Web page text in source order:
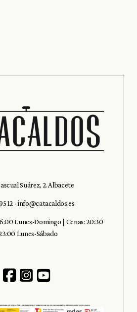
Suárez, 2. Albacete
12 -info@catacaldos.es
Lunes-Domingo | Cenas: 20:30
Lunes-Sábado